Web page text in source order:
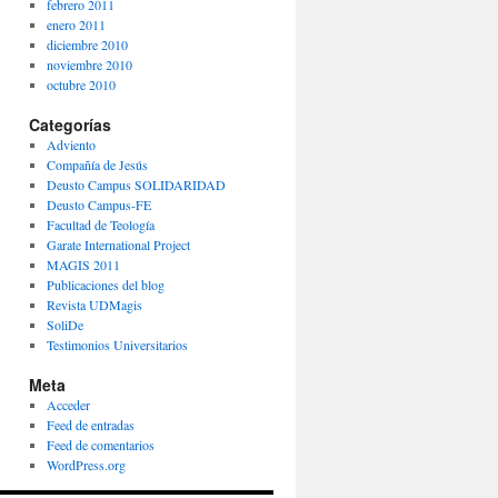
febrero 2011
enero 2011
diciembre 2010
noviembre 2010
octubre 2010
Categorías
Adviento
Compañía de Jesús
Deusto Campus SOLIDARIDAD
Deusto Campus-FE
Facultad de Teología
Garate International Project
MAGIS 2011
Publicaciones del blog
Revista UDMagis
SoliDe
Testimonios Universitarios
Meta
Acceder
Feed de entradas
Feed de comentarios
WordPress.org